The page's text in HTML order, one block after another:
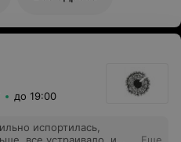
до 19:00
испортилась,